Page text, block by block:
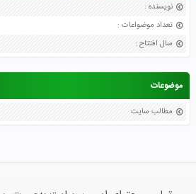
نویسنده :
تعداد موضواعات :
سال افتتاح :
موضوعات
مطالب سایت